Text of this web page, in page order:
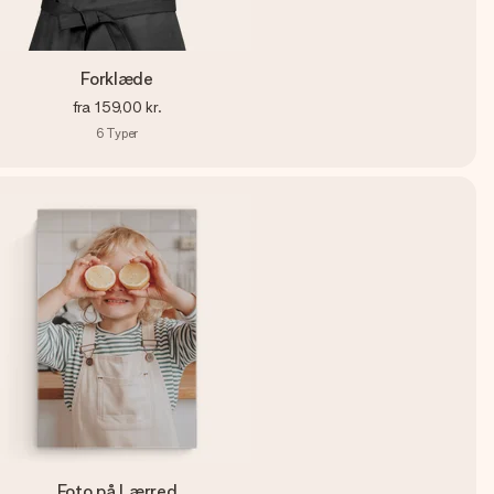
Forklæde
fra 159,00 kr.
6 Typer